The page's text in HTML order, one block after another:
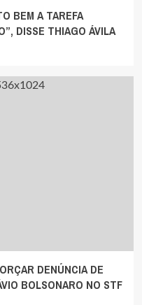
BEM A TAREFA
DISSE THIAGO ÁVILA
DENÚNCIA DE
BOLSONARO NO STF